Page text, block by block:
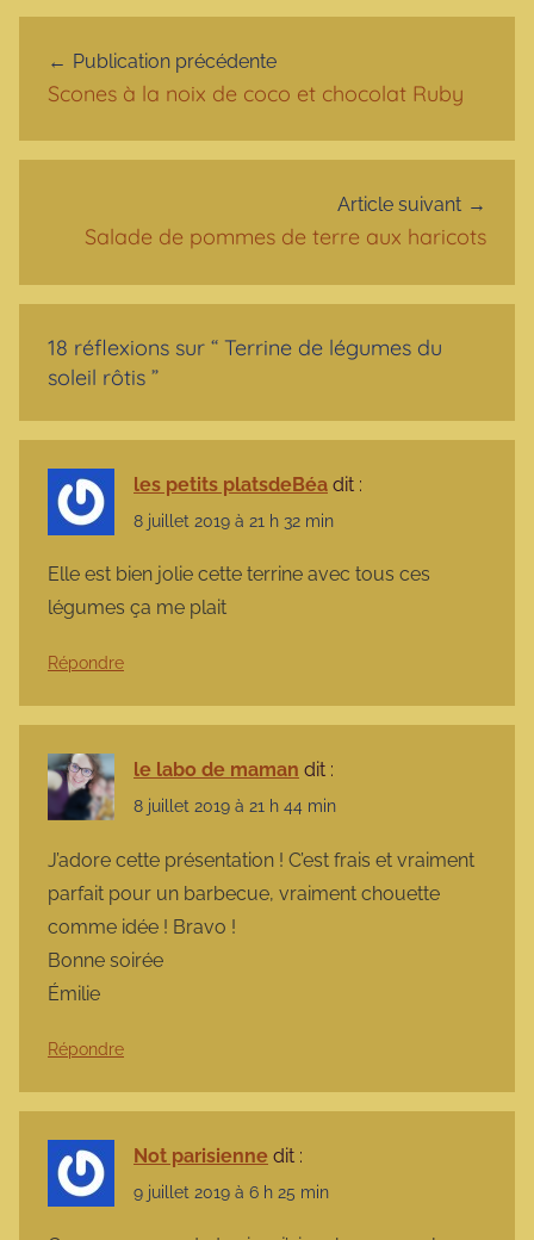
Publication précédente
Scones à la noix de coco et chocolat Ruby
Article suivant
Salade de pommes de terre aux haricots
18 réflexions sur “ Terrine de légumes du
soleil rôtis ”
les petits platsdeBéa dit :
8 juillet 2019 à 21 h 32 min
Elle est bien jolie cette terrine avec tous ces
légumes ça me plait
Répondre
le labo de maman dit :
8 juillet 2019 à 21 h 44 min
J’adore cette présentation ! C’est frais et vraiment
parfait pour un barbecue, vraiment chouette
comme idée ! Bravo !
Bonne soirée
Émilie
Répondre
Not parisienne dit :
9 juillet 2019 à 6 h 25 min